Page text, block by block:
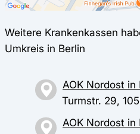
Weitere Krankenkassen
Umkreis in Berlin
AOK Nordost in
Turmstr. 29,
AOK Nordost in